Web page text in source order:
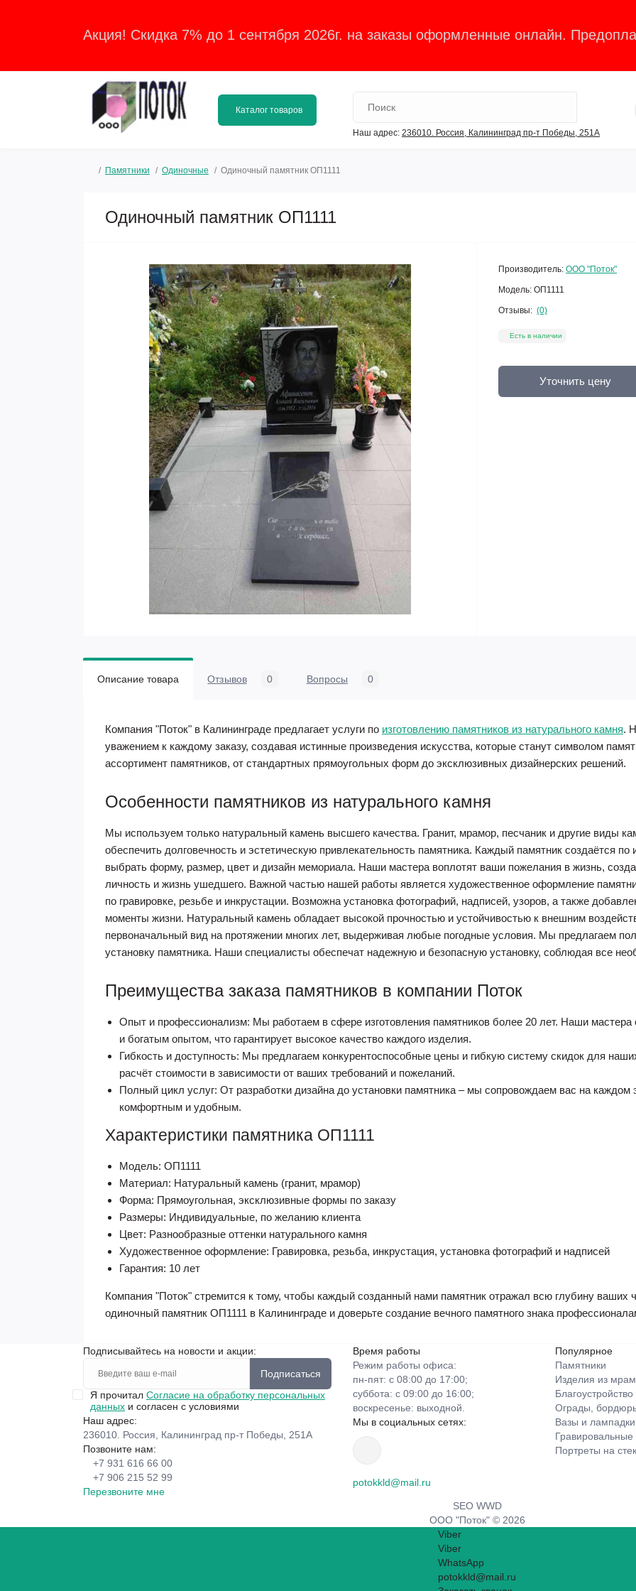
Акция! Скидка 7% до 1 сентября 2026г. на заказы оформленные онлайн.
Каталог товаров
Наш адрес: 236010. Россия, Калининград пр-т Победы, 251А
Памятники Одиночные Одиночный памятник ОП1111
Одиночный памятник ОП1111
Производитель: ООО "Поток"
Модель: ОП1111
Отзывы: (0)
Есть в наличии
Уточнить цену
Описание товара Отзывов 0 Вопросы 0
Компания "Поток" в Калининграде предлагает услуги по изготовлению памятников из натурального камня.
уважением к каждому заказу, создавая истинные произведения искусства, которые станут символом
ассортимент памятников, от стандартных прямоугольных форм до эксклюзивных дизайнерских решений.
Особенности памятников из натурального камня
Мы используем только натуральный камень высшего качества. Гранит, мрамор, песчаник и другие виды
обеспечить долговечность и эстетическую привлекательность памятника. Каждый памятник создаётся
выбрать форму, размер, цвет и дизайн мемориала. Наши мастера воплотят ваши пожелания в жизнь,
личность и жизнь ушедшего. Важной частью нашей работы является художественное оформление
по гравировке, резьбе и инкрустации. Возможна установка фотографий, надписей, узоров, а также
моменты жизни. Натуральный камень обладает высокой прочностью и устойчивостью к внешним
первоначальный вид на протяжении многих лет, выдерживая любые погодные условия. Мы предлагаем
установку памятника. Наши специалисты обеспечат надежную и безопасную установку, соблюдая все
Преимущества заказа памятников в компании Поток
Опыт и профессионализм: Мы работаем в сфере изготовления памятников более 20 лет. Наши
и богатым опытом, что гарантирует высокое качество каждого изделия.
Гибкость и доступность: Мы предлагаем конкурентоспособные цены и гибкую систему скидок для
расчёт стоимости в зависимости от ваших требований и пожеланий.
Полный цикл услуг: От разработки дизайна до установки памятника – мы сопровождаем вас на каждом
комфортным и удобным.
Характеристики памятника ОП1111
Модель: ОП1111
Материал: Натуральный камень (гранит, мрамор)
Форма: Прямоугольная, эксклюзивные формы по заказу
Размеры: Индивидуальные, по желанию клиента
Цвет: Разнообразные оттенки натурального камня
Художественное оформление: Гравировка, резьба, инкрустация, установка фотографий и надписей
Гарантия: 10 лет
Компания "Поток" стремится к тому, чтобы каждый созданный нами памятник отражал всю глубину ваших
одиночный памятник ОП1111 в Калининграде и доверьте создание вечного памятного знака
Подписывайтесь на новости и акции:
Подписаться
Я прочитал Согласие на обработку персональных
данных и согласен с условиями
Наш адрес:
236010. Россия, Калининград пр-т Победы, 251А
Позвоните нам:
+7 931 616 66 00
+7 906 215 52 99
Перезвоните мне
Время работы
Режим работы офиса:
пн-пят: с 08:00 до 17:00;
суббота: с 09:00 до 16:00;
воскресенье: выходной.
Мы в социальных сетях:
potokkld@mail.ru
Популярное
Памятники
Изделия из
Ограды,
Вазы и лампадки
Портреты на
SEO WWD
ООО "Поток" © 2026
Viber
Viber
WhatsApp
potokkld@mail.ru